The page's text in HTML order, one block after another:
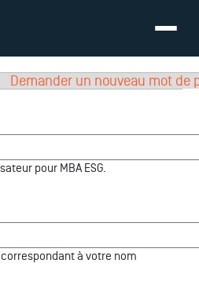
actif)
Demander un nouveau mot de
pour MBA ESG.
à votre nom